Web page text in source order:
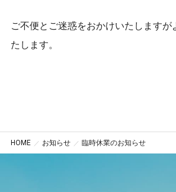
ご不便とご迷惑をおかけいたしますが
たします。
HOME お知らせ 臨時休業のお知らせ
お問合せ
042-452-